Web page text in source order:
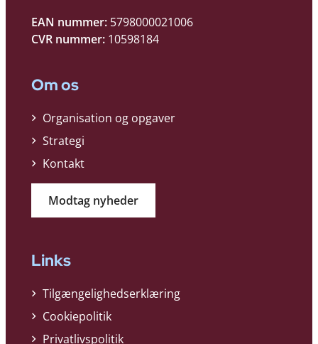
EAN nummer: 5798000021006
CVR nummer: 10598184
Om os
Organisation og opgaver
Strategi
Kontakt
Modtag nyheder
Links
Tilgængelighedserklæring
Cookiepolitik
Privatlivspolitik